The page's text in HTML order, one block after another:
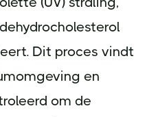
Dit proces vindt
en
om de